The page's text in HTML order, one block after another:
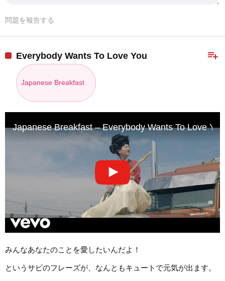
問題を報告する
playlist_add
Everybody Wants To Love You
Japanese Breakfast
Japanese Breakfast – Everybody Wants To Love
みんなあなたのことを愛したいんだよ！
というサビのフレーズが、なんともキュートで元気が出ます。